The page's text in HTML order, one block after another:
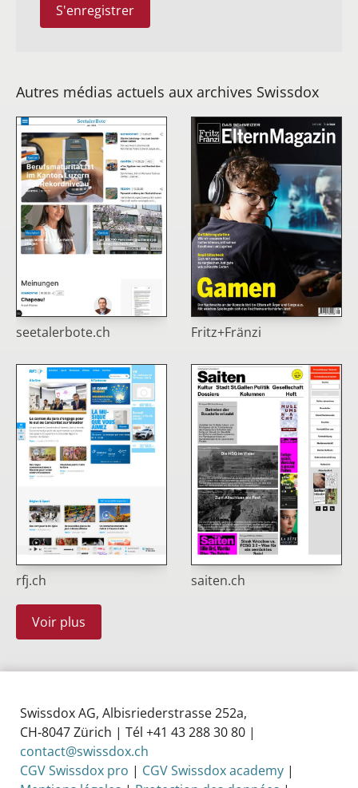
S'enregistrer
Autres médias actuels aux archives Swissdox
seetalerbote.ch Fritz+Fränzi
rfj.ch saiten.ch
Voir plus
Swissdox AG, Albisriederstrasse 252a,
CH‑8047 Zürich | Tél +41 43 288 30 80 |
contact@swissdox.ch
CGV Swissdox pro | CGV Swissdox academy |